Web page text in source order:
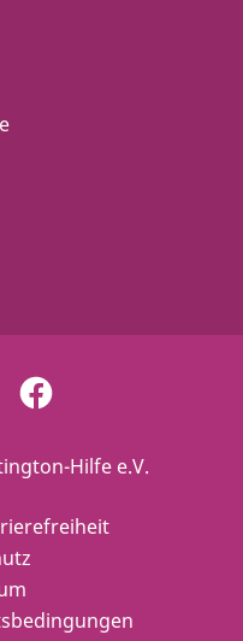
Hilfe e.V.